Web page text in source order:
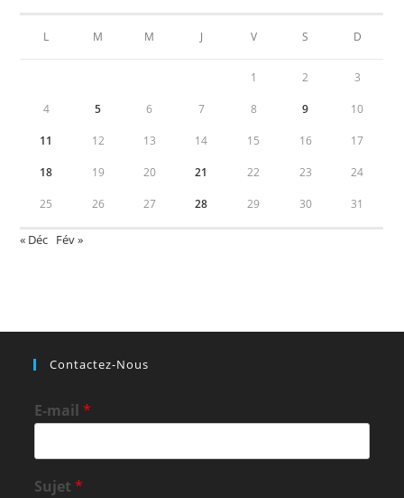
L M M J V S D
1 2 3
4 5 6 7 8 9 10
11 12 13 14 15 16 17
18 19 20 21 22 23 24
25 26 27 28 29 30 31
« Déc Fév »
Contactez-Nous
E-mail*
Sujet*